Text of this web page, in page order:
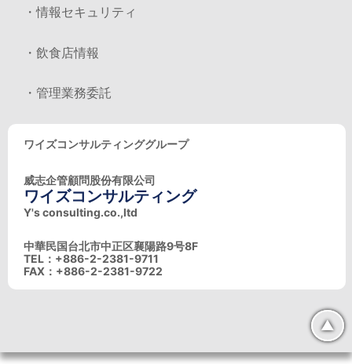
・情報セキュリティ
・飲食店情報
・管理業務委託
ワイズコンサルティンググループ
威志企管顧問股份有限公司
ワイズコンサルティング
Y's consulting.co.,ltd
中華民国台北市中正区襄陽路9号8F
TEL：+886-2-2381-9711
FAX：+886-2-2381-9722
▲